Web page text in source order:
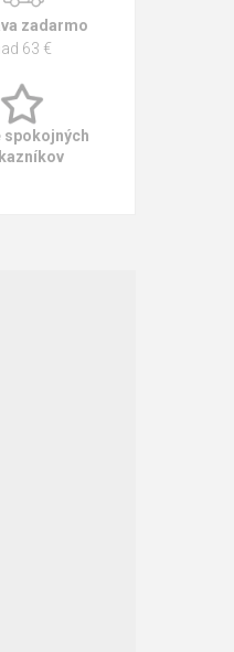
zadarmo
63 €
spokojných